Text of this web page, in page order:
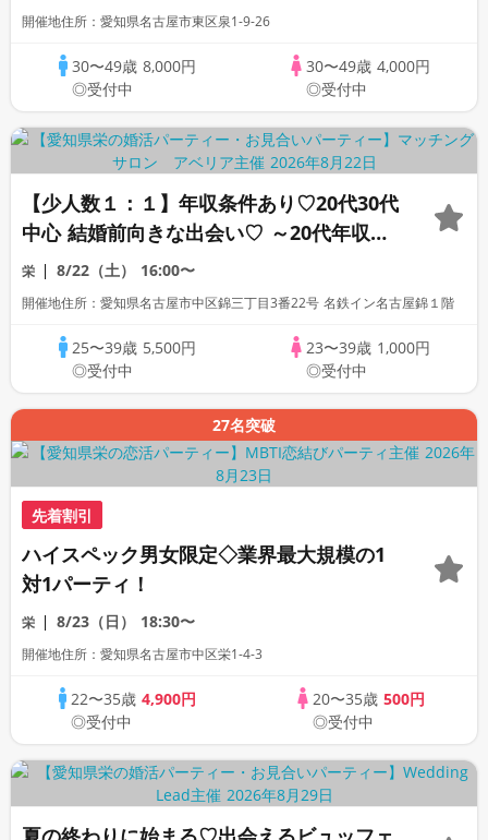
開催地住所：愛知県名古屋市東区泉1-9-26
30〜49歳 8,000円
◎受付中
30〜49歳 4,000円
◎受付中
【少人数１：１】年収条件あり♡20代30代
中心 結婚前向きな出会い♡ ～20代年収
450万円以上・30代年収500万円以上男性
～
栄 8/22（土） 16:00〜
開催地住所：愛知県名古屋市中区錦三丁目3番22号 名鉄イン名古屋錦１階
25〜39歳 5,500円
◎受付中
23〜39歳 1,000円
◎受付中
27名突破
先着割引
ハイスペック男女限定◇業界最大規模の1
対1パーティ！
栄 8/23（日） 18:30〜
開催地住所：愛知県名古屋市中区栄1-4-3
22〜35歳4,900円
◎受付中
20〜35歳 500円
◎受付中